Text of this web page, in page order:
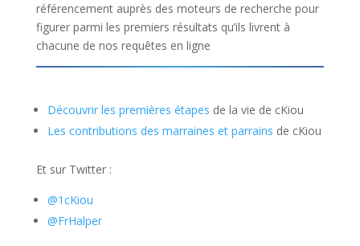
référencement auprès des moteurs de recherche pour
figurer parmi les premiers résultats qu’ils livrent à
chacune de nos requêtes en ligne
Découvrir les premières étapes de la vie de cKiou
Les contributions des marraines et parrains de cKiou
Et sur Twitter :
@1cKiou
@FrHalper